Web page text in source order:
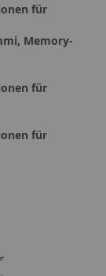
für
Memory-
für
für